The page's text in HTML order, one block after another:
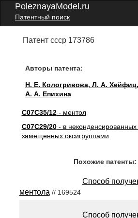
PoleznayaModel.ru
Патентный поиск
Патент ссср 173786
Авторы патента:
Н. Е. Кологривова, Л. А.
А. А. Епихина
C07C35/12- ментол
C07C29/20- в неконденсированных
замещенных оксигруппами
Похожие патенты:
Способ
ментола // 169524
Способ